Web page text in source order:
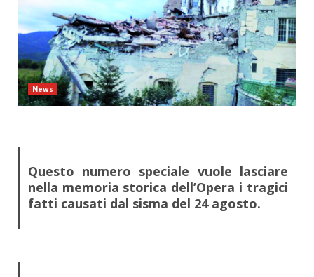
News
Questo numero speciale vuole lasciare
nella memoria storica dell’Opera i tragici
fatti causati dal sisma del 24 agosto.